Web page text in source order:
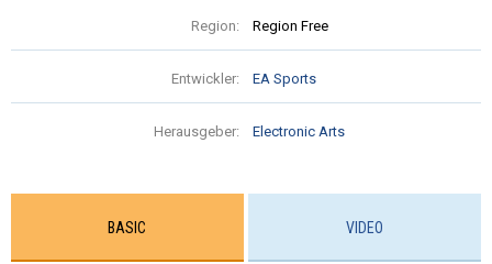
Region: Region Free
Entwickler: EA Sports
Herausgeber: Electronic Arts
BASIC VIDEO